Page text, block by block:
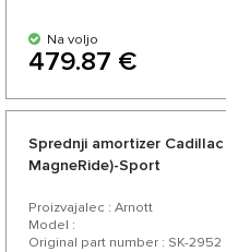
Na voljo
479.87 €
Sprednji amortizer
MagneRide)-Sport
Proizvajalec : Arnott
Model :
Original part number : SK-2952